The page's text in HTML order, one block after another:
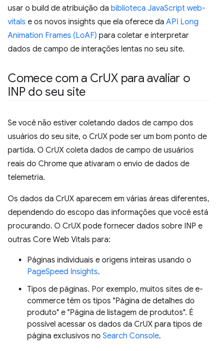
usar o build de atribuição da biblioteca JavaScript web-
vitals e os novos insights que ela oferece da API Long
Animation Frames (LoAF) para coletar e interpretar
dados de campo de interações lentas no seu site.
Comece com a CrUX para avaliar o
INP do seu site
Se você não estiver coletando dados de campo dos
usuários do seu site, o CrUX pode ser um bom ponto de
partida. O CrUX coleta dados de campo de usuários
reais do Chrome que ativaram o envio de dados de
telemetria.
Os dados da CrUX aparecem em várias áreas diferentes,
dependendo do escopo das informações que você está
procurando. O CrUX pode fornecer dados sobre INP e
outras Core Web Vitals para:
Páginas individuais e origens inteiras usando o
PageSpeed Insights.
Tipos de páginas. Por exemplo, muitos sites de e-
commerce têm os tipos "Página de detalhes do
produto" e "Página de listagem de produtos". É
possível acessar os dados da CrUX para tipos de
página exclusivos no Search Console.